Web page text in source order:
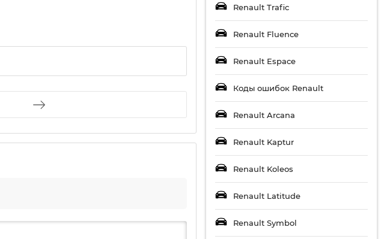
Renault Trafic
Renault Fluence
Renault Espace
Коды ошибок Renault
Renault Arcana
Renault Kaptur
Renault Koleos
Renault Latitude
Renault Symbol